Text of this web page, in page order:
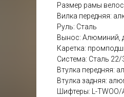
Размер рамы
Вилка передняя:
Руль: Сталь
Вынос: Алюминий,
Каретка:
Система: Сталь
Втулка передняя:
Втулка задняя:
Шифтеры: L-TWOO/